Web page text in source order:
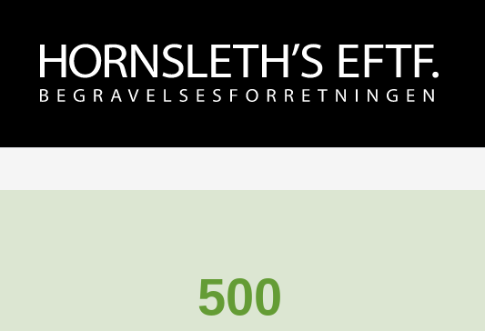
500